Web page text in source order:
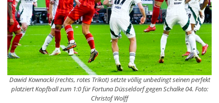
Dawid Kownacki (rechts, rotes Trikot) setzte völlig unbedingt seinen perfekt
platziert Kopfball zum 1:0 für Fortuna Düsseldorf gegen Schalke 04. Foto:
Christof Wolff